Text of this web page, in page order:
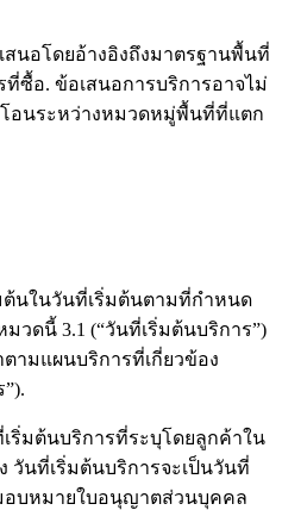
สนอโดยอ้างอิงถึงมาตรฐานพื้นที่
ที่ซื้อ. ข้อเสนอการบริการอาจไม่
อนระหว่างหมวดหมู่พื้นที่ที่แตก
ต้นในวันที่เริ่มต้นตามที่กำหนด
วดนี้ 3.1 (“วันที่เริ่มต้นบริการ”)
ตามแผนบริการที่เกี่ยวข้อง
ริ่มต้นบริการที่ระบุโดยลูกค้าใน
วันที่เริ่มต้นบริการจะเป็นวันที่
อบหมายใบอนุญาตส่วนบุคคล